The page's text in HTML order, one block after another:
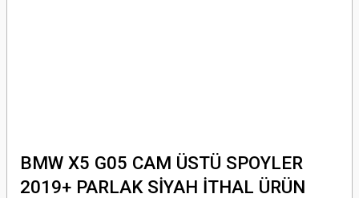
BMW X5 G05 CAM ÜSTÜ SPOYLER
2019+ PARLAK SİYAH İTHAL ÜRÜN